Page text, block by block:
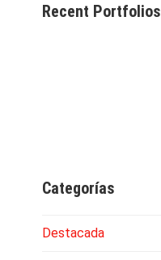
Recent Portfolios
Categorías
Destacada